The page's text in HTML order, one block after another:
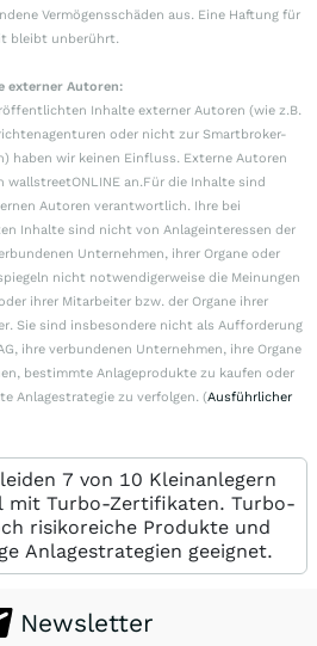
Vermögensschäden aus. Eine Haftung für
bleibt unberührt.
externer Autoren:
Inhalte externer Autoren (wie z.B.
oder nicht zur Smartbroker-
haben wir keinen Einfluss. Externe Autoren
an.Für die Inhalte sind
Autoren verantwortlich. Ihre bei
Inhalte sind nicht von Anlageinteressen der
Unternehmen, ihrer Organe oder
nicht notwendigerweise die Meinungen
ihrer Mitarbeiter bzw. der Organe ihrer
Sie sind insbesondere nicht als Aufforderung
ihre verbundenen Unternehmen, ihre Organe
bestimmte Anlageprodukte zu kaufen oder
Anlagestrategie zu verfolgen. (Ausführlicher
7 von 10 Kleinanlegern
mit Turbo-Zertifikaten. Turbo-
risikoreiche Produkte und
Anlagestrategien geeignet.
Newsletter